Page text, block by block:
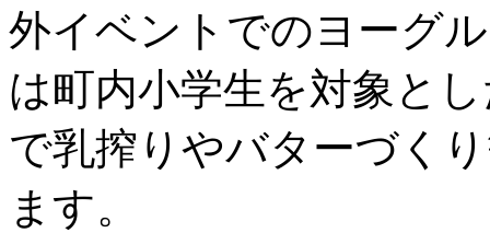
外イベントでのヨーグ
は町内小学生を対象と
で乳搾りやバターづく
ます。